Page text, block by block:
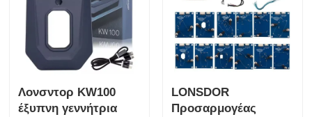
μεταπώλησης
Λονσντορ KW100
έξυπνη γεννήτρια
LONSDOR
Προσαρμογέας